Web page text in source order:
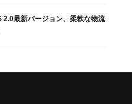
最新バージョン、柔軟な物流